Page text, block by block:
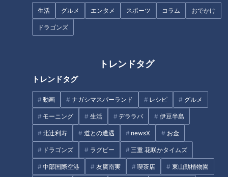
生活 グルメ エンタメ スポーツ コラム おでかけ
ドラゴンズ
トレンドタグ
トレンドタグ
動画 ナガシマスパーランド レシピ グルメ
モーニング 生活 デララバ 伊豆半島
北辻利寿 道との遭遇 newsX お金
ドラゴンズ ラグビー 三重 花咲かタイムズ
中部国際空港 友廣南実 喫茶店 東山動植物園
🎤「CBCアナウンサー」公式サイト
https://hicbc.com/announcer/
🎤「CBCアナウンサー」公式X(旧Twitter)
🎤「CBCアナウンサー」公式Instagram
https://www.instagram.com/cbc.announcer/
CBCテレビLINE公式アカウント
https://lin.ee/25iffnNj
この動画はCBCアナウンサーが、番組を離れて自由な立場で
撮影しているものでCBCテレビの意見を代弁しているもので
はありません。但し、動画はCBCテレビ番組基準に準拠して
制作しています。